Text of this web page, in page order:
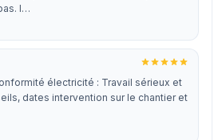
I…
électricité : Travail sérieux et
dates intervention sur le chantier et